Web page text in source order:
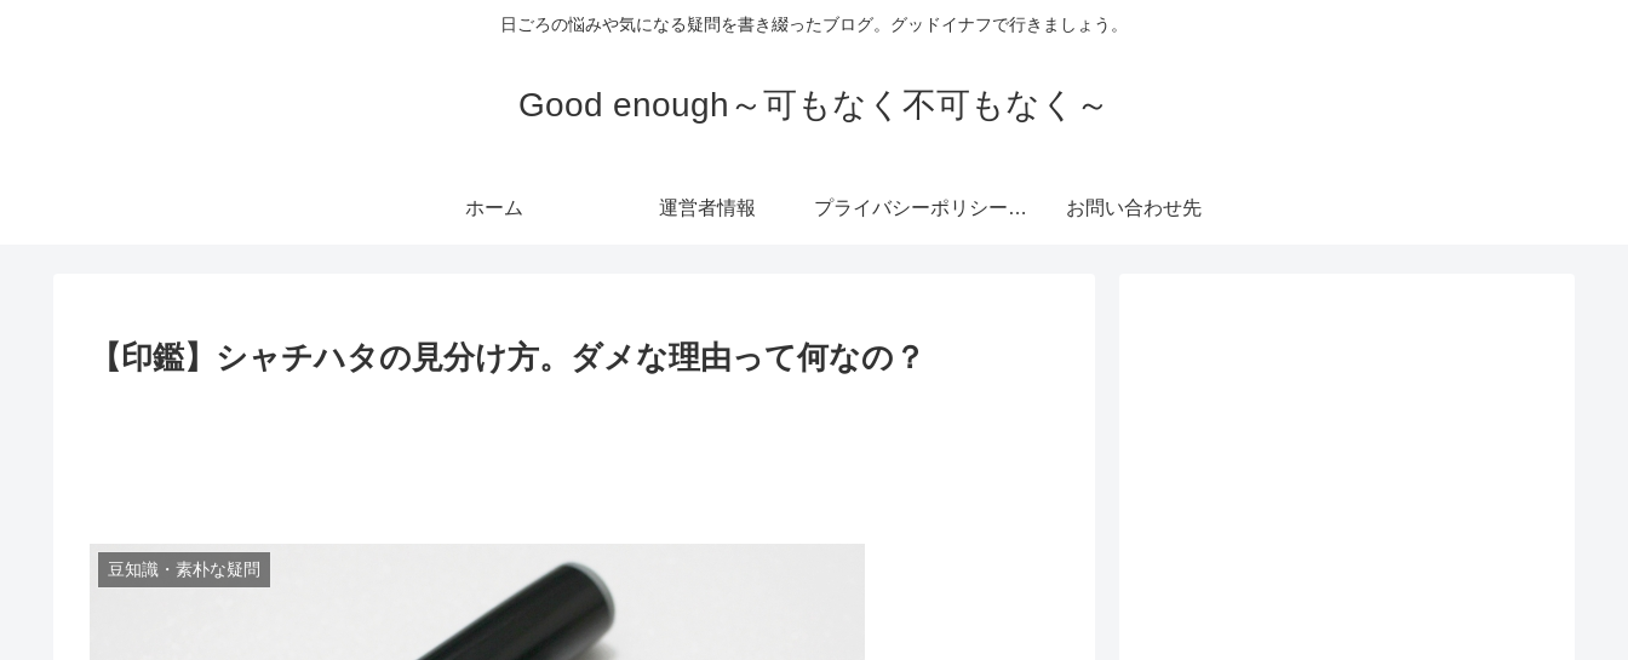
日ごろの悩みや気になる疑問を書き綴ったブログ。グッドイナフで行きましょう。
Good enough～可もなく不可もなく～
ホーム 運営者情報 プライバシーポリシー・免責事項 お問い合わせ先
【印鑑】シャチハタの見分け方。ダメな理由って何なの？
豆知識・素朴な疑問